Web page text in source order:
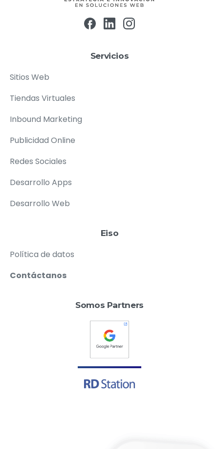
Servicios
Sitios Web
Tiendas Virtuales
Inbound Marketing
Publicidad Online
Redes Sociales
Desarrollo Apps
Desarrollo Web
Eiso
Política de datos
Contáctanos
Somos Partners